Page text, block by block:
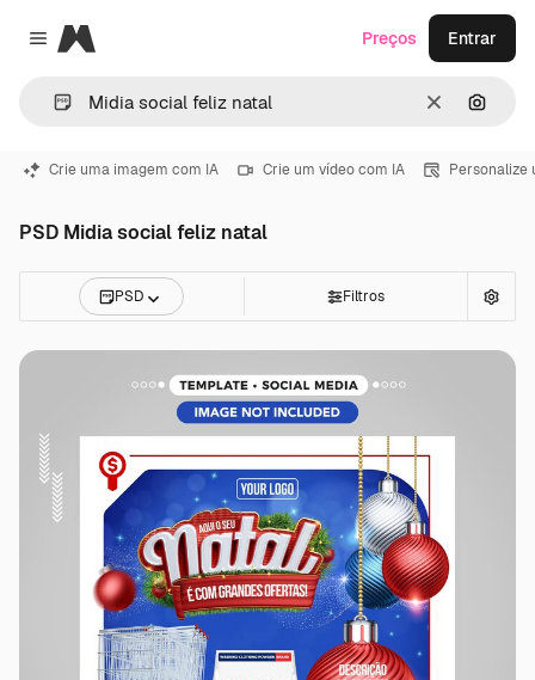
Close menu
Magnific
Limpar
Preços Entrar
Crie uma imagem com IA Crie um vídeo com IA Personalize
PSD Midia social feliz natal
PSD Filtros